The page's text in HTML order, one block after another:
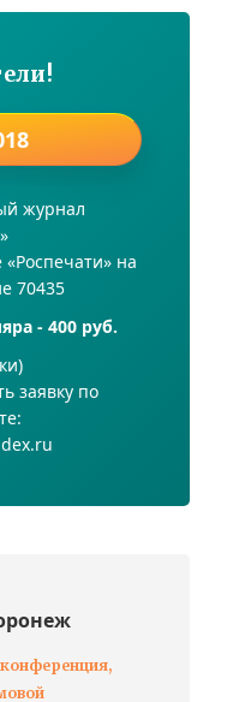
журнал
на
70435
- 400 руб.
заявку по